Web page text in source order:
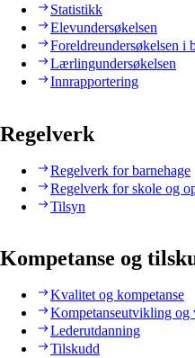
Statistikk
Elevundersøkelsen
Foreldreundersøkelsen i
Lærlingundersøkelsen
Innrapportering
Regelverk
Regelverk for barnehage
Regelverk for skole og
Tilsyn
Kompetanse og
Kvalitet og kompetanse
Kompetanseutvikling og
Lederutdanning
Tilskudd